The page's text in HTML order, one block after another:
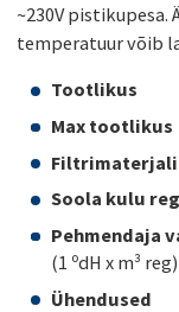
~230V
temperatuur võib
Tootlikus
Max tootlikus
Filtrimaterjali
Soola kulu
(1 ºdH x m³ reg)
Ühendused